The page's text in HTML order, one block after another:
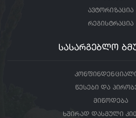
ავტორიზაცია
რეგისტრაცია
სასარგებლო
წესები და
მიწოდება
ხშირად დასმული